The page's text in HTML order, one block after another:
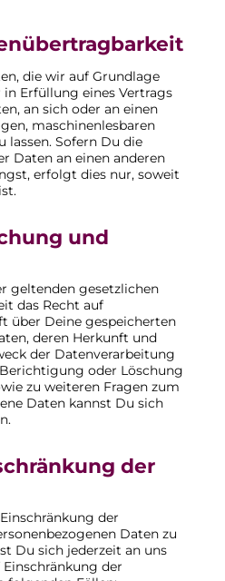
die wir auf Grundlage
Erfüllung eines Vertrags
an sich oder an einen
maschinenlesbaren
lassen. Sofern Du die
Daten an einen anderen
erfolgt dies nur, soweit
und
geltenden gesetzlichen
das Recht auf
über Deine gespeicherten
deren Herkunft und
der Datenverarbeitung
oder Löschung
zu weiteren Fragen zum
Daten kannst Du sich
der
der
Daten zu
Du sich jederzeit an uns
der